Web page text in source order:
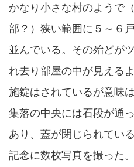
かなり小さな村のようで
部？）狭い範囲に５～６
並んでいる。その殆どが
れ去り部屋の中が見える
施錠はされているが意味
集落の中央には石段が通
あり、蓋が閉じられている
記念に数枚写真を撮った。